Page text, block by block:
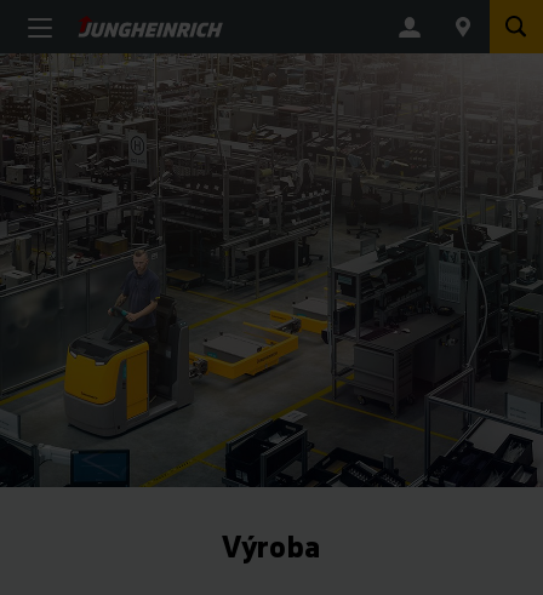
Výroba